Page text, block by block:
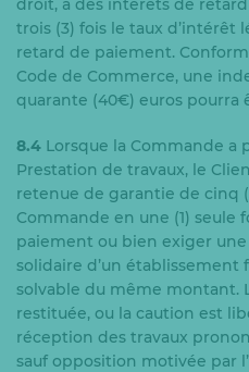
droit, à des intérêts de
trois (3) fois le taux d’intérêt
retard de paiement.
Code de Commerce, une
quarante (40€) euros pourra
8.4 Lorsque la Commande a
Prestation de travaux, le
retenue de garantie de cinq
Commande en une (1) seule
paiement ou bien exiger
solidaire d’un
solvable du même montant.
restituée, ou la caution est
réception des travaux
sauf opposition motivée par